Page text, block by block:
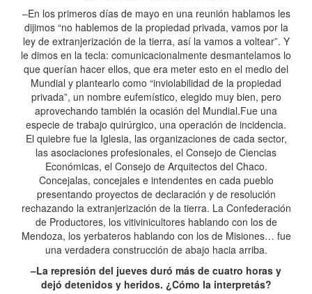
–En los primeros días de mayo en una reunión hablamos les
dijimos “no hablemos de la propiedad privada, vamos por la
ley de extranjerización de la tierra, así la vamos a voltear”. Y
le dimos en la tecla: comunicacionalmente desmantelamos lo
que querían hacer ellos, que era meter esto en el medio del
Mundial y plantearlo como “inviolabilidad de la propiedad
privada”, un nombre eufemístico, elegido muy bien, pero
aprovechando también la ocasión del Mundial.Fue una
especie de trabajo quirúrgico, una operación de incidencia.
El quiebre fue la Iglesia, las organizaciones de cada sector,
las asociaciones profesionales, el Consejo de Ciencias
Económicas, el Consejo de Arquitectos del Chaco.
Concejalas, concejales e intendentes en cada pueblo
presentando proyectos de declaración y de resolución
rechazando la extranjerización de la tierra. La Confederación
de Productores, los vitivinicultores hablando con los de
Mendoza, los yerbateros hablando con los de Misiones… fue
una verdadera construcción de abajo hacia arriba.
–La represión del jueves duró más de cuatro horas y
dejó detenidos y heridos. ¿Cómo la interpretás?